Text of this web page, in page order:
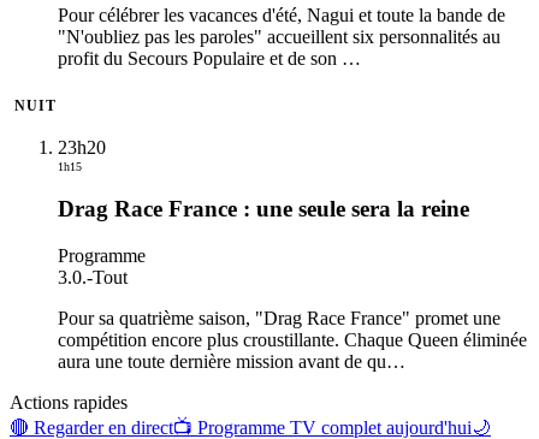
Pour célébrer les vacances d'été, Nagui et toute la bande de
"N'oubliez pas les paroles" accueillent six personnalités au
profit du Secours Populaire et de son …
NUIT
23h20
1h15
Drag Race France : une seule sera la reine
Programme
3.0.-Tout
Pour sa quatrième saison, "Drag Race France" promet une
compétition encore plus croustillante. Chaque Queen éliminée
aura une toute dernière mission avant de qu…
Actions rapides
🔴 Regarder en direct📺 Programme TV complet aujourd'hui🌙